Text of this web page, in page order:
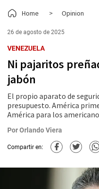
Home > Opinion
26 de agosto de 2025
VENEZUELA
Ni pajaritos
jabón
El propio aparato de
presupuesto. América
América para los
PorOrlando Viera
Compartir en: